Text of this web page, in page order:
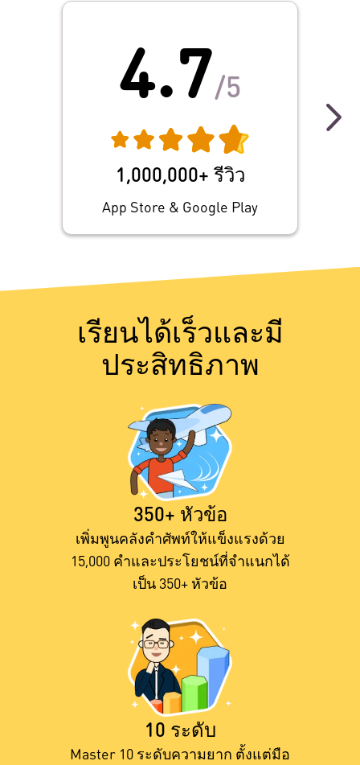
4.7/5
1,000,000+ รีวิว
App Store & Google Play
แรก
ที่อัป
เรียนได้เร็วและมี
ประสิทธิภาพ
350+ หัวข้อ
เพิ่มพูนคลังคำศัพท์ให้แข็งแรงด้วย
15,000 คำและประโยชน์ที่จำแนกได้
เป็น 350+ หัวข้อ
10 ระดับ
Master 10 ระดับความยาก ตั้งแต่มือ